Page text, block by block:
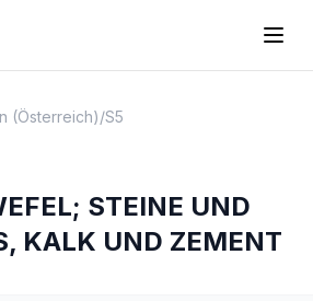
(Österreich)/S5
STEINE UND
KALK UND ZEMENT